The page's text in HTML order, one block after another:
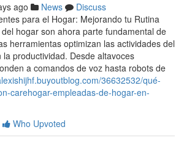
ago News
Discuss
para el Hogar: Mejorando tu Rutina
hogar son ahora parte fundamental de
herramientas optimizan las actividades del
productividad. Desde altavoces
a comandos de voz hasta robots de
36632532/qué-
carehogar-empleadas-de-hogar-en-
Who Upvoted